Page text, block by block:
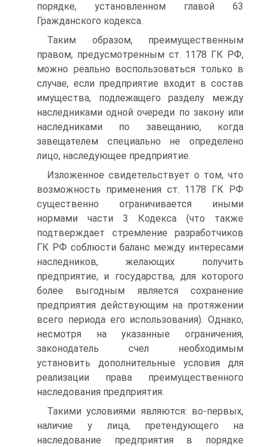
порядке, установленном главой 63
Гражданского кодекса.
Таким образом, преимущественным
правом, предусмотренным ст. 1178 ГК РФ,
можно реально воспользоваться только в
случае, если предприятие входит в состав
имущества, подлежащего разделу между
наследниками одной очереди по закону или
наследниками по завещанию, когда
завещателем специально не определено
лицо, наследующее предприятие.
Изложенное свидетельствует о том, что
возможность применения ст. 1178 ГК РФ
существенно ограничивается иными
нормами части 3 Кодекса (что также
подтверждает стремление разработчиков
ГК РФ соблюсти баланс между интересами
наследников, желающих получить
предприятие, и государства, для которого
более выгодным является сохранение
предприятия действующим на протяжении
всего периода его использования). Однако,
несмотря на указанные ограничения,
законодатель счел необходимым
установить дополнительные условия для
реализации права преимущественного
наследования предприятия.
Такими условиями являются: во-первых,
наличие у лица, претендующего на
наследование предприятия в порядке